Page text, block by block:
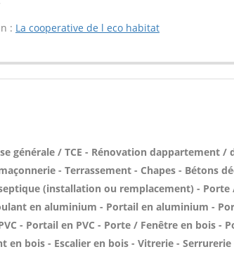
: La cooperative de l eco habitat
générale / TCE - Rénovation dappartement
- Terrassement - Chapes - Bétons
(installation ou remplacement) -
en aluminium - Portail en aluminium -
- Portail en PVC - Porte / Fenêtre en bois -
en bois - Escalier en bois - Vitrerie -